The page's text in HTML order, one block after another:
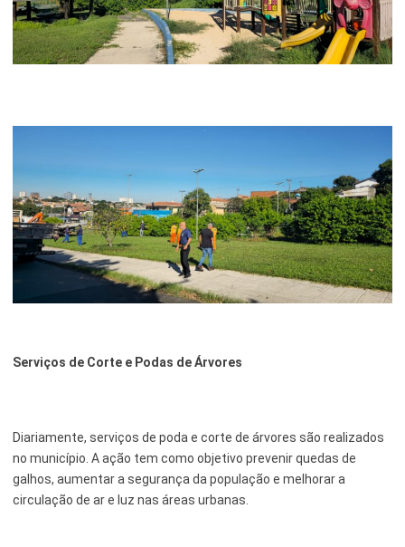
Serviços de Corte e Podas de Árvores
Diariamente, serviços de poda e corte de árvores são realizados
no município. A ação tem como objetivo prevenir quedas de
galhos, aumentar a segurança da população e melhorar a
circulação de ar e luz nas áreas urbanas.